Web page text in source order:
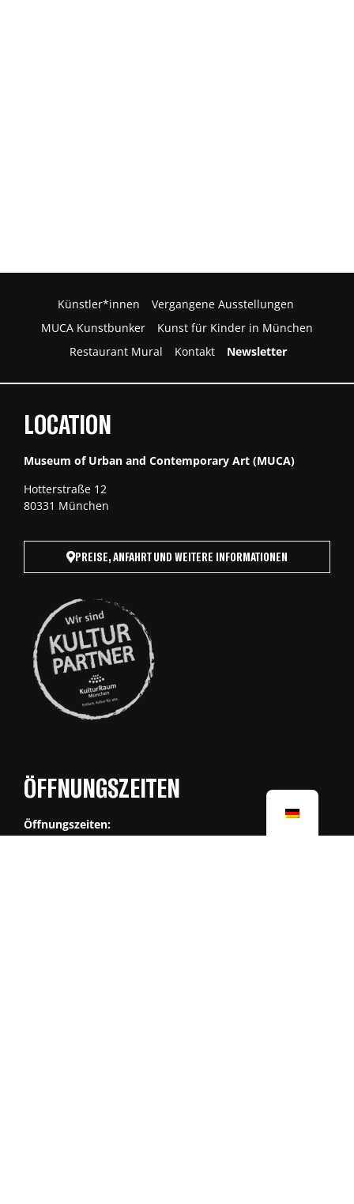
Künstler*innen
Vergangene Ausstellungen
MUCA Kunstbunker
Kunst für Kinder in München
Restaurant Mural
Kontakt Newsletter
LOCATION
Museum of Urban and Contemporary Art (MUCA)
Hotterstraße 12
80331 München
PREISE, ANFAHRT UND WEITERE INFORMATIONEN
ÖFFNUNGSZEITEN
Öffnungszeiten: